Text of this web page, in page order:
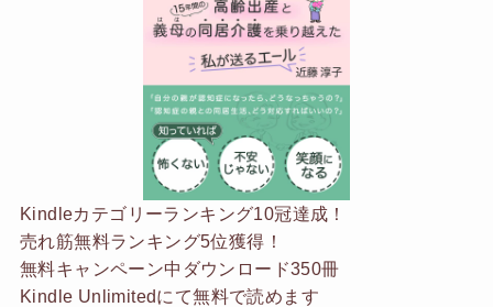
Kindleカテゴリーランキング10冠達成！
売れ筋無料ランキング5位獲得！
無料キャンペーン中ダウンロード350冊
Kindle Unlimitedにて無料で読めます